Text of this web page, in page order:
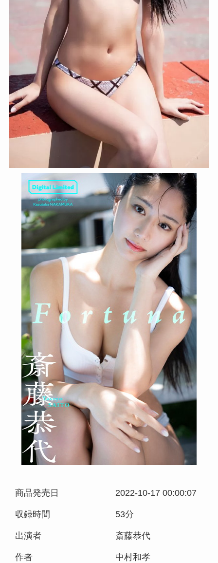
商品発売日 2022-10-17 00:00:07
収録時間 53分
出演者 斎藤恭代
作者 中村和孝